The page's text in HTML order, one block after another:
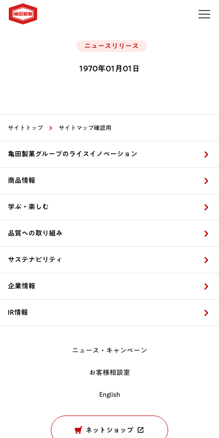
ニュースリリース
1970年01月01日
サイトトップ サイトマップ確認用
亀田製菓グループのライスイノベーション
商品情報
学ぶ・楽しむ
品質への取り組み
サステナビリティ
企業情報
IR情報
ニュース・キャンペーン
お客様相談室
English
ネットショップ